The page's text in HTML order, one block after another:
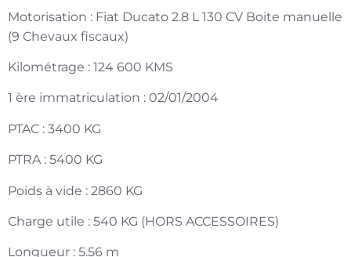
Motorisation : Fiat Ducato 2.8 L 130 CV Boite manuelle
(9 Chevaux fiscaux)
Kilométrage : 124 600 KMS
1 ère immatriculation : 02/01/2004
PTAC : 3400 KG
PTRA : 5400 KG
Poids à vide : 2860 KG
Charge utile : 540 KG (HORS ACCESSOIRES)
Longueur : 5.56 m